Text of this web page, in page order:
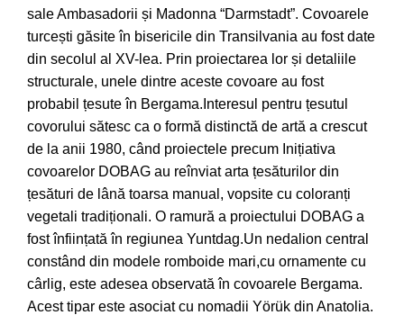
sale Ambasadorii și Madonna “Darmstadt”. Covoarele
turcești găsite în bisericile din Transilvania au fost date
din secolul al XV-lea. Prin proiectarea lor și detaliile
structurale, unele dintre aceste covoare au fost
probabil țesute în Bergama.Interesul pentru țesutul
covorului sătesc ca o formă distinctă de artă a crescut
de la anii 1980, când proiectele precum Inițiativa
covoarelor DOBAG au reînviat arta țesăturilor din
țesături de lână toarsa manual, vopsite cu coloranți
vegetali tradiționali. O ramură a proiectului DOBAG a
fost înființată în regiunea Yuntdag.Un nedalion central
constând din modele romboide mari,cu ornamente cu
cârlig, este adesea observată în covoarele Bergama.
Acest tipar este asociat cu nomadii Yörük din Anatolia.